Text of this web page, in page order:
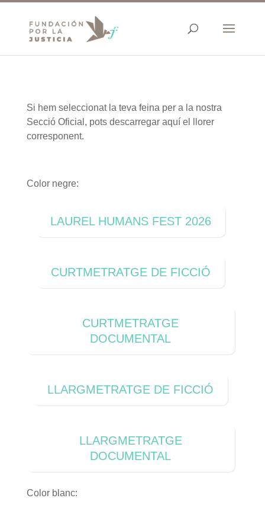
Si hem seleccionat la teva feina per a la nostra
Secció Oficial, pots descarregar aquí el llorer
corresponent.
Color negre:
LAUREL HUMANS FEST 2026
CURTMETRATGE DE FICCIÓ
CURTMETRATGE
DOCUMENTAL
LLARGMETRATGE DE FICCIÓ
LLARGMETRATGE
DOCUMENTAL
Color blanc: